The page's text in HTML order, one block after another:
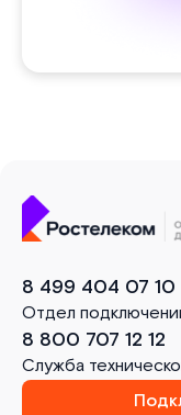
8 499 404 07 10
Отдел
8 800 707 12 12
Служба